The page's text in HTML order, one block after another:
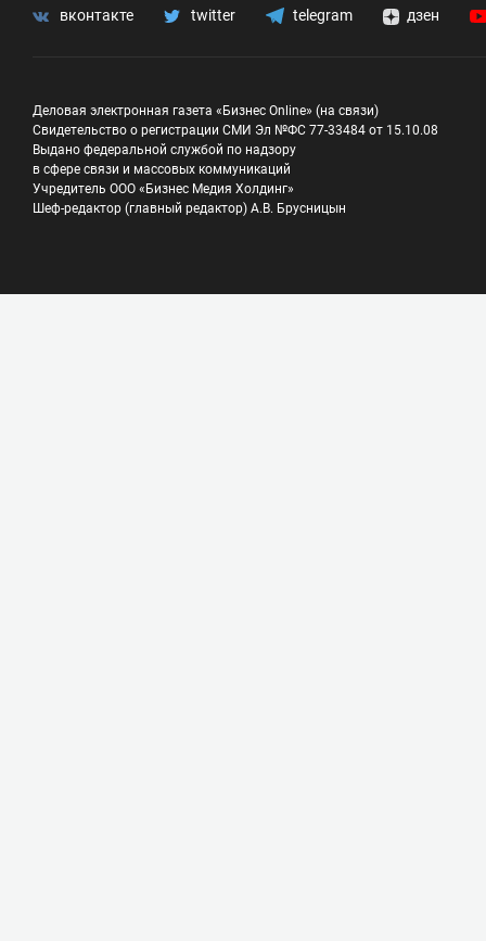
вконтакте twitter telegram дзен
Деловая электронная газета «Бизнес Online» (на связи)
Свидетельство о регистрации СМИ Эл №ФС 77-33484 от 15.10.08
Выдано федеральной службой по надзору
в сфере связи и массовых коммуникаций
Учредитель ООО «Бизнес Медия Холдинг»
Шеф-редактор (главный редактор) А.В. Брусницын